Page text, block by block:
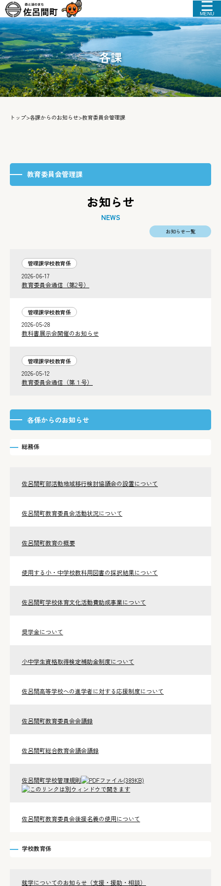
MENU
各課
トップ>各課からのお知らせ>教育委員会管理課
教育委員会管理課
お知らせ
NEWS
お知らせ一覧
管理課学校教育係
2026-06-17
教育委員会通信（第2号）
管理課学校教育係
2026-05-28
教科書展示会開催のお知らせ
管理課学校教育係
2026-05-12
教育委員会通信（第１号）
各係からのお知らせ
総務係
佐呂間町部活動地域移行検討協議会の設置について
佐呂間町教育委員会活動状況について
佐呂間町教育の概要
使用する小・中学校教科用図書の採択結果について
佐呂間町学校体育文化活動費助成事業について
奨学金について
小中学生資格取得検定補助金制度について
佐呂間高等学校への進学者に対する応援制度について
佐呂間町教育委員会会議録
佐呂間町総合教育会議会議録
佐呂間町学校管理規則 (389KB)
佐呂間町教­育委員会後­援名義の使­用について
学校教育係
就学についてのお知らせ（支援・援助・相談）